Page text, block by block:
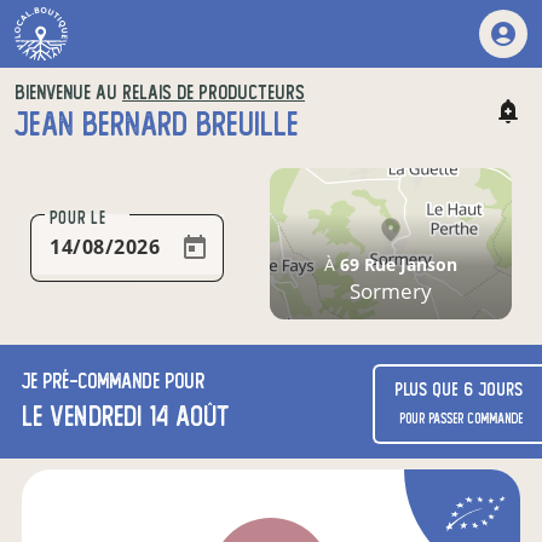
BIENVENUE AU RELAIS DE PRODUCTEURS
JEAN BERNARD BREUILLE
POUR LE
À69 Rue Janson
Sormery
Je pré-commande pour
le vendredi 14 août
Plus que 6 jours
pour passer commande